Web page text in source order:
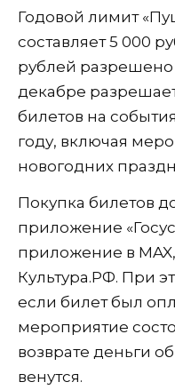
Годовой лимит
составляет 5 000
рублей разрешено
декабре
билетов на
году, включая
новогодних
Покупка билетов
приложение
приложение в
Культура.РФ. При
если билет был
мероприятие
возврате деньги
венутся.